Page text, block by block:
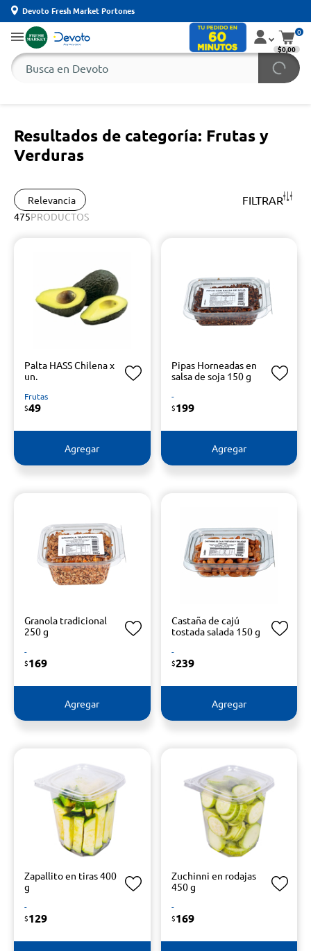
Devoto Fresh Market Portones
0
$0,00
Resultados de categoría: Frutas y
Verduras
Relevancia FILTRAR
475PRODUCTOS
Palta HASS Chilena x
un.
Frutas
$49
Agregar
Pipas Horneadas en
salsa de soja 150 g
-
$199
Agregar
Granola tradicional
250 g
-
$169
Agregar
Castaña de cajú
tostada salada 150 g
-
$239
Agregar
Zapallito en tiras 400
g
-
$129
Zuchinni en rodajas
450 g
-
$169